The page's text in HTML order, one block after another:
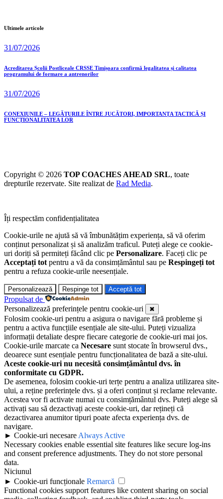
Ultimele articole
31/07/2026
Acreditarea Școlii Postliceale CRSSE Timișoara confirmă legalitatea și calitatea
programului de formare a antrenorilor
31/07/2026
CONEXIUNILE – LEGĂTURILE ÎNTRE JUCĂTORI, IMPORTANȚA TACTICĂ ȘI
FUNCȚIONALITATEA LOR
Copyright © 2026 TOP COACHES AHEAD SRL, toate
drepturile rezervate. Site realizat de Rad Media.
Îți respectăm confidențialitatea
Cookie-urile ne ajută să vă îmbunătățim experiența, să vă oferim
conținut personalizat și să analizăm traficul. Puteți alege ce cookie-
uri doriți să permiteți făcând clic pe Personalizare. Faceți clic pe
Acceptați tot pentru a vă da consimțământul sau pe Respingeți tot
pentru a refuza cookie-urile neesențiale.
Personalizează Respinge tot Acceptă tot
Propulsat de
Personalizează preferințele pentru cookie-uri
✖
Folosim cookie-uri pentru a asigura o navigare fără probleme și
pentru a activa funcțiile esențiale ale site-ului. Puteți vizualiza
informații detaliate despre fiecare categorie de cookie-uri mai jos.
Cookie-urile marcate ca Necesare sunt stocate în browserul dvs.,
deoarece sunt esențiale pentru funcționalitatea de bază a site-ului.
Aceste cookie-uri nu necesită consimțământul dvs. în
conformitate cu GDPR.
De asemenea, folosim cookie-uri terțe pentru a analiza utilizarea site-
ului, a reține preferințele dvs. și a oferi conținut și reclame relevante.
Acestea vor fi activate numai cu consimțământul dvs. Puteți alege să
activați sau să dezactivați aceste cookie-uri, dar rețineți că
dezactivarea anumitor tipuri poate afecta experiența dvs. de
navigare.
► Cookie-uri necesare Always Active
Necessary cookies enable essential site features like secure log-ins
and consent preference adjustments. They do not store personal
data.
Niciunul
► Cookie-uri funcționale Remarcă
Functional cookies support features like content sharing on social